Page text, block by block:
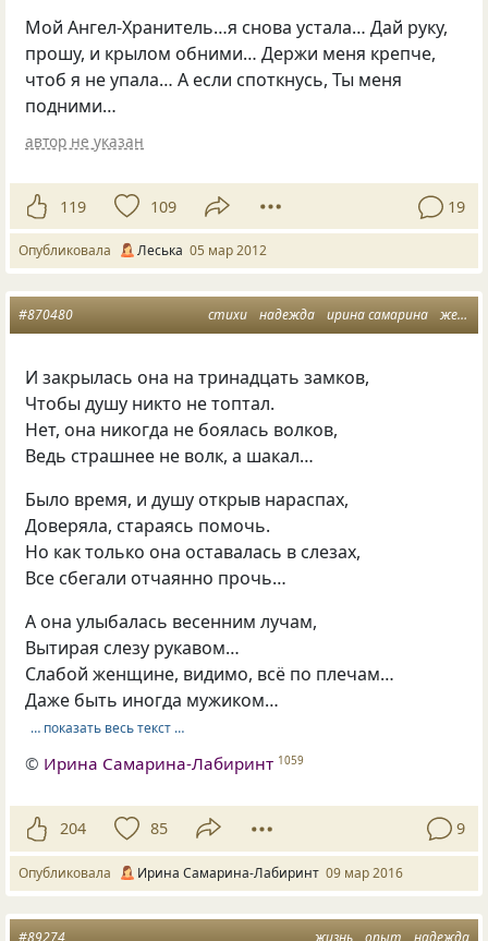
Мой Ангел-Хранитель…я снова устала… Дай руку,
прошу, и крылом обними… Держи меня крепче,
чтоб я не упала… А если споткнусь, Ты меня
подними…
автор не указан
119 109 19
Опубликовала Леська 05 мар 2012
стихи надежда ирина самарина женщина
#870480
И закрылась она на тринадцать замков,
Чтобы душу никто не топтал.
Нет, она никогда не боялась волков,
Ведь страшнее не волк, а шакал…
Было время, и душу открыв нараспах,
Доверяла, стараясь помочь.
Но как только она оставалась в слезах,
Все сбегали отчаянно прочь…
А она улыбалась весенним лучам,
Вытирая слезу рукавом…
Слабой женщине, видимо, всё по плечам…
Даже быть иногда мужиком…
… показать весь текст …
© Ирина Самарина-Лабиринт 1059
204 85 9
Опубликовала Ирина Самарина-Лабиринт 09 мар 2016
жизнь опыт надежда
#89274